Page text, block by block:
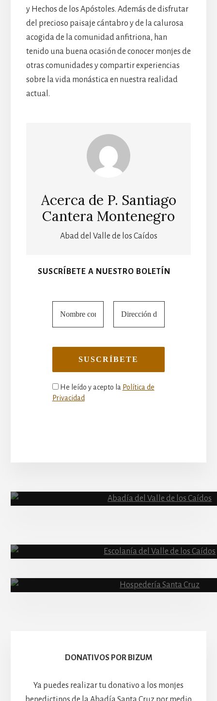
y Hechos de los Apóstoles. Además de disfrutar
del precioso paisaje cántabro y de la calurosa
acogida de la comunidad anfitriona, han
tenido una buena ocasión de conocer monjes de
otras comunidades y compartir experiencias
sobre la vida monástica en nuestra realidad
actual.
Acerca de P. Santiago
Cantera Montenegro
Abad del Valle de los Caídos
SUSCRÍBETE A NUESTRO BOLETÍN
He leído y acepto la Política de
Privacidad
Content
Hospedería
DONATIVOS POR BIZUM
Ya puedes realizar tu donativo a los monjes